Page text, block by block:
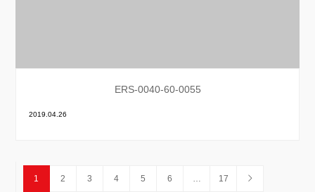
ERS-0040-60-0055
2019.04.26
1 2 3 4 5 6 17